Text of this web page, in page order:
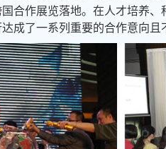
合作展览落地。在人才培养
成了一系列重要的合作意向且